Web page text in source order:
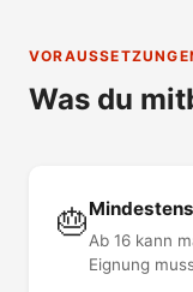
Was du
🎂
Ab 16 kann
Eignung